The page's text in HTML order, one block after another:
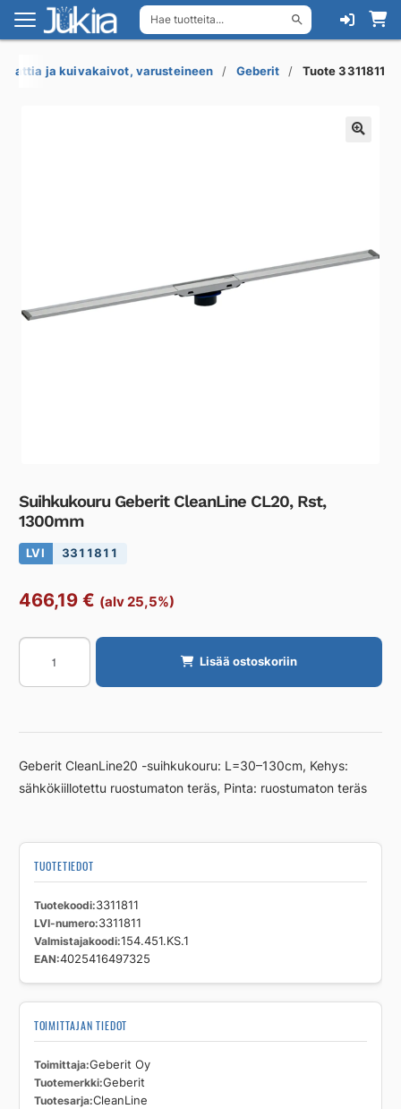
Hae tuotteita...
Siirry
navigointiin
Siirry
sisältöön
Lattia ja kuivakaivot, varusteineen Geberit Tuote 3311811
Suihkukouru Geberit CleanLine CL20, Rst,
1300mm
LVI 3311811
466,19 € (alv 25,5%)
Suihkukouru
Geberit
CleanLine
Rst,
määrä
Lisää ostoskoriin
Geberit CleanLine20 -suihkukouru: L=30–130cm, Kehys:
sähkökiillotettu ruostumaton teräs, Pinta: ruostumaton teräs
TUOTETIEDOT
Tuotekoodi 3311811
LVI-numero 3311811
Valmistajakoodi 154.451.KS.1
EAN 4025416497325
TOIMITTAJAN TIEDOT
Toimittaja Geberit Oy
Tuotemerkki Geberit
Tuotesarja CleanLine